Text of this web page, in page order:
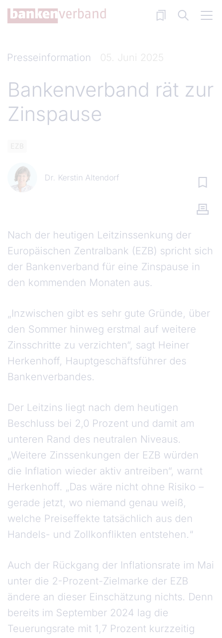
Direkt zum Inhalt
Presseinformation 05. Juni 2025
Bankenverband rät zur
Zinspause
Dr. Kerstin Altendorf
Nach der heutigen Leitzinssenkung der
Europäischen Zentralbank (EZB) spricht sich
der Bankenverband für eine Zinspause in
den kommenden Monaten aus.
„Inzwischen gibt es sehr gute Gründe, über
den Sommer hinweg erstmal auf weitere
Zinsschritte zu verzichten“, sagt Heiner
Herkenhoff, Hauptgeschäftsführer des
Bankenverbandes.
Der Leitzins liegt nach dem heutigen
Beschluss bei 2,0 Prozent und damit am
unteren Rand des neutralen Niveaus.
„Weitere Zinssenkungen der EZB würden
die Inflation wieder aktiv antreiben“, warnt
Herkenhoff. „Das wäre nicht ohne Risiko –
gerade jetzt, wo niemand genau weiß,
welche Preiseffekte tatsächlich aus den
Handels- und Zollkonflikten entstehen.“
Auch der Rückgang der Inflationsrate im Mai
unter die 2-Prozent-Zielmarke der EZB
ändere an dieser Einschätzung nichts. Denn
bereits im September 2024 lag die
Teuerungsrate mit 1,7 Prozent kurzzeitig